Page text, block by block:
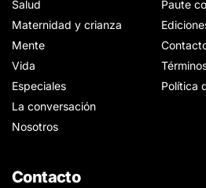
Salud
Maternidad y crianza
Mente
Vida
Especiales
La conversación
Nosotros
Paute
Política
Contacto